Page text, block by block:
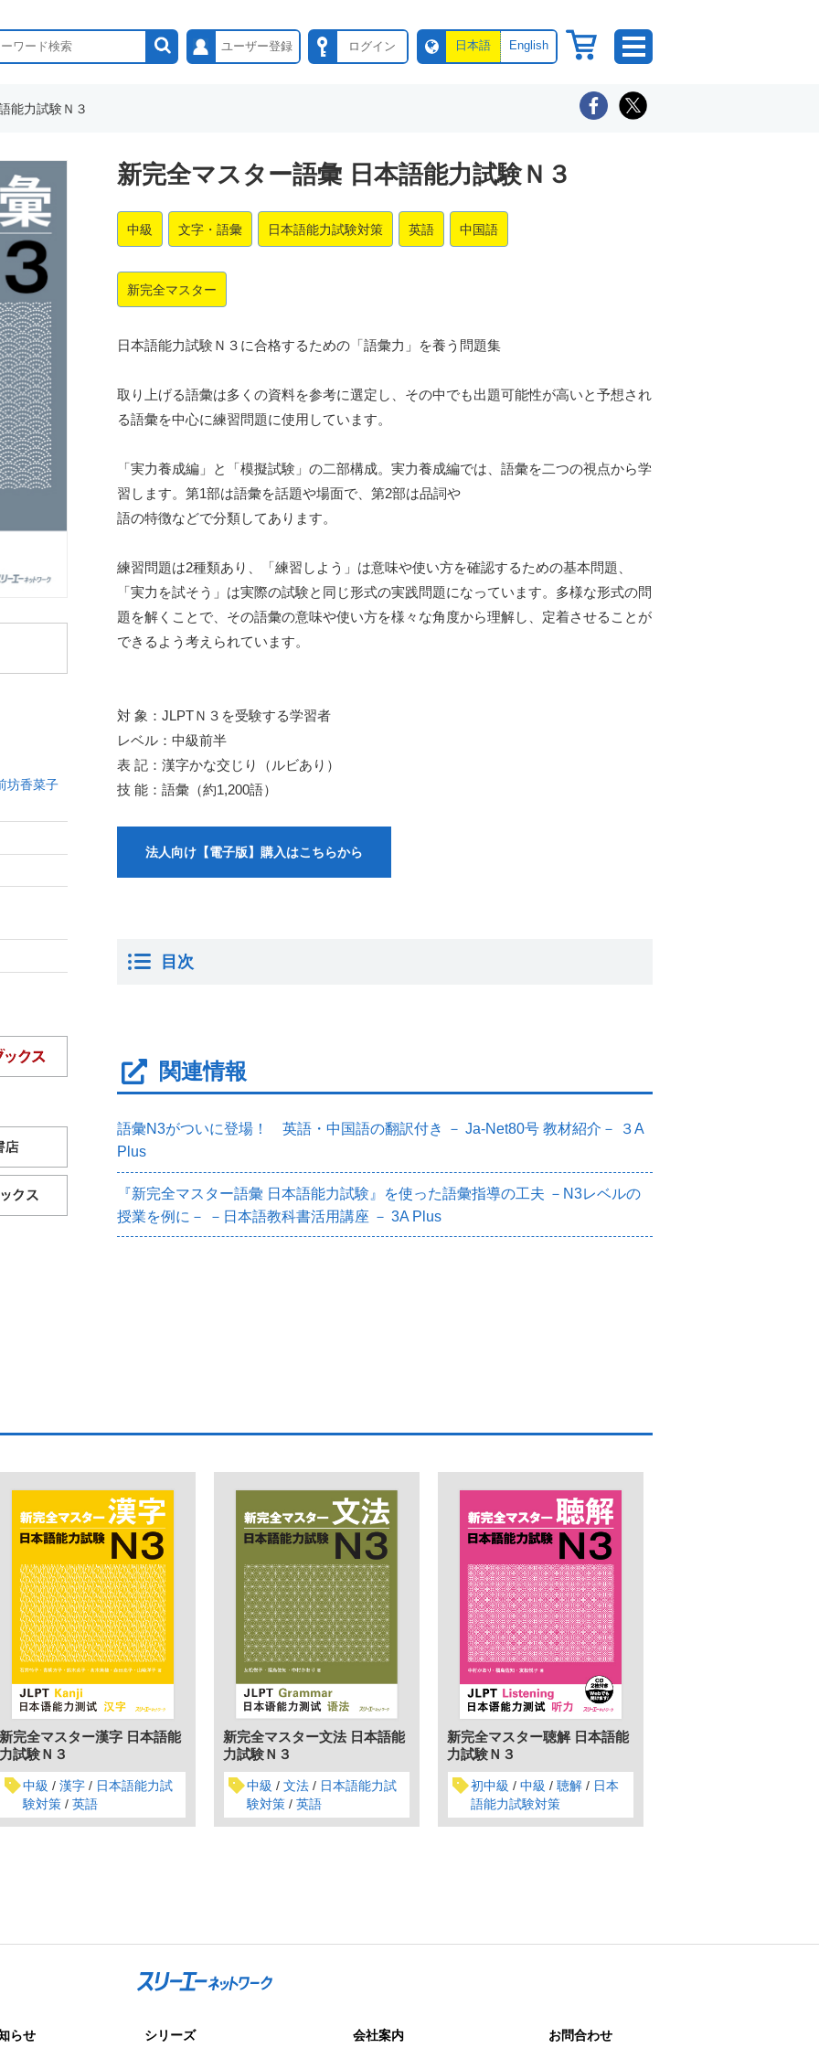
ユーザー登録 ログイン 日本語 English
能力試験Ｎ３
新完全マスター語彙 日本語能力試験Ｎ３
中級 文字・語彙 日本語能力試験対策 英語 中国語
新完全マスター
日本語能力試験Ｎ３に合格するための「語彙力」を養う問題集
取り上げる語彙は多くの資料を参考に選定し、その中でも出題可能性が高いと予想され
る語彙を中心に練習問題に使用しています。
「実力養成編」と「模擬試験」の二部構成。実力養成編では、語彙を二つの視点から学
習します。第1部は語彙を話題や場面で、第2部は品詞や
語の特徴などで分類してあります。
練習問題は2種類あり、「練習しよう」は意味や使い方を確認するための基本問題、
「実力を試そう」は実際の試験と同じ形式の実践問題になっています。多様な形式の問
題を解くことで、その語彙の意味や使い方を様々な角度から理解し、定着させることが
できるよう考えられています。
対 象：JLPTＮ３を受験する学習者
レベル：中級前半
表 記：漢字かな交じり（ルビあり）
技 能：語彙（約1,200語）
法人向け【電子版】購入はこちらから
目次
関連情報
語彙N3がついに登場！ 英語・中国語の翻訳付き － Ja-Net80号 教材紹介－ ３A
Plus
『新完全マスター語彙 日本語能力試験』を使った語彙指導の工夫 －N3レベルの
授業を例に－ －日本語教科書活用講座 － 3A Plus
坊香菜子
新完全マスター漢字 日本語能
力試験Ｎ３
中級 漢字
日本語能力試
験対策
英語
新完全マスター文法 日本語能
力試験Ｎ３
中級 文法
日本語能力試
験対策
英語
新完全マスター聴解 日本語能
力試験Ｎ３
初中級 中級 聴解
日本
語能力試験対策
らせ シリーズ 会社案内 お問合わせ